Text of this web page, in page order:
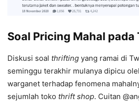
Soal Pricing Mahal
Diskusi soal thrifting yang ramai di
seminggu terakhir mulanya dipicu
warganet terhadap fenomena
sejumlah toko thrift shop. Cuitan